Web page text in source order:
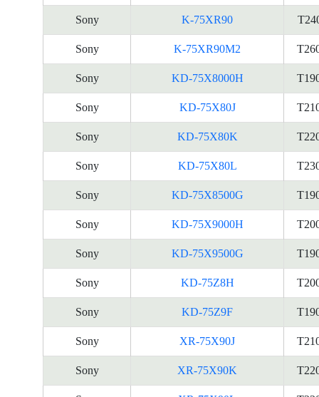
Sony K-75XR90
Sony K-75XR90M2
Sony KD-75X8000H
Sony KD-75X80J
Sony KD-75X80K
Sony KD-75X80L
Sony KD-75X8500G
Sony KD-75X9000H
Sony KD-75X9500G
Sony KD-75Z8H
Sony KD-75Z9F
Sony XR-75X90J
Sony XR-75X90K